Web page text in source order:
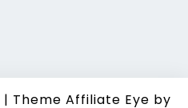
| Theme Affiliate Eye by